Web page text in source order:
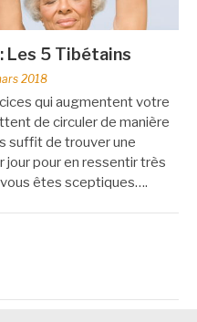
Les 5 Tibétains
2018
qui augmentent votre
de circuler de manière
suffit de trouver une
jour pour en ressentir très
êtes sceptiques….